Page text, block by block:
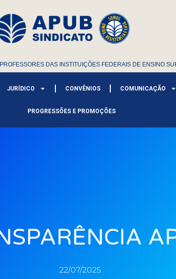
DAS INSTITUIÇÕES FEDERAIS DE ENSINO
JURÍDICO CONVÊNIOS COMUNICAÇÃO
PROGRESSÕES E PROMOÇÕES
22/07/2025